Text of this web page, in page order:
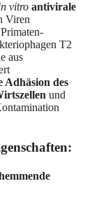
vitro antivirale
Viren
T2
aus
Adhäsion des
und